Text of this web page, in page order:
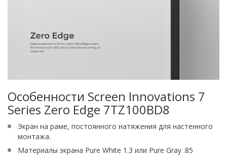
Особенности Screen Innovations 7
Series Zero Edge 7TZ100BD8
Экран на раме, постоянного натяжения для настенного
монтажа.
Материалы экрана Pure White 1.3 или Pure Gray .85